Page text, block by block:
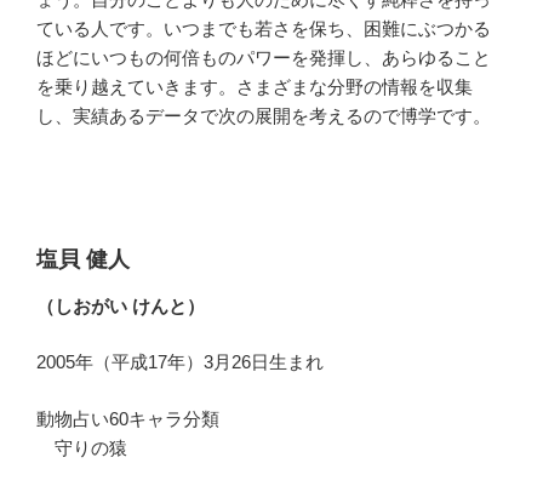
ている人です。いつまでも若さを保ち、困難にぶつかる
ほどにいつもの何倍ものパワーを発揮し、あらゆること
を乗り越えていきます。さまざまな分野の情報を収集
し、実績あるデータで次の展開を考えるので博学です。
塩貝 健人
（しおがい けんと）
2005年（平成17年）3月26日生まれ
動物占い60キャラ分類
守りの猿